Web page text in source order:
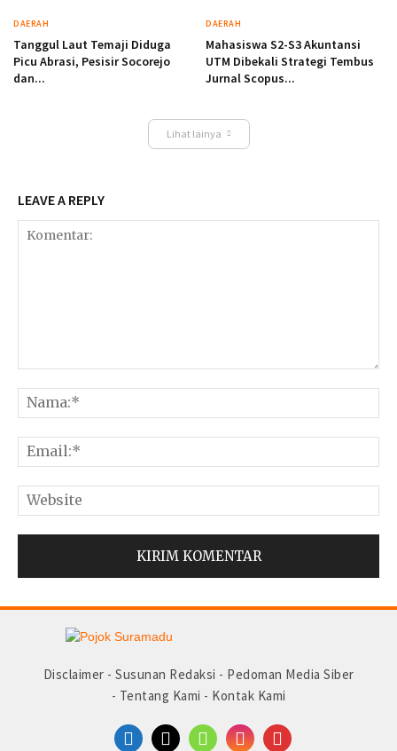
DAERAH
Tanggul Laut Temaji Diduga
Picu Abrasi, Pesisir Socorejo
dan...
DAERAH
Mahasiswa S2-S3 Akuntansi
UTM Dibekali Strategi Tembus
Jurnal Scopus...
Lihat lainya
LEAVE A REPLY
Disclaimer - Susunan Redaksi - Pedoman Media Siber
- Tentang Kami - Kontak Kami